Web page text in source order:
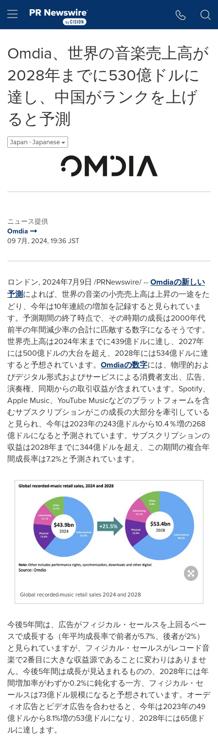
Hamburger menu
Omdia、世界の音楽売上高が
2028年までに530億ドルに
達し、中国がランクを上げ
ると予測
Japan - Japanese
ニュース提供
Omdia
09 7月, 2024, 19:36 JST
ロンドン, 2024年7月9日 /PRNewswire/ --Omdiaの新しい
予測によれば、世界の音楽の小売売上高は上昇の一途をた
どり、今年は10年連続の増加を記録すると見られていま
す。予測期間の終了時点で、その時期の成長は2000年代
前半の年間減少率の合計に匹敵する数字になるそうです。
世界売上高は2024年末までに439億ドルに達し、2027年
には500億ドルの大台を超え、2028年には534億ドルに達
すると予想されています。 Omdiaの数字には、物理的およ
びデジタル形式およびサービスによる消費者支出、広告、
演奏権、同期からの取引収益が含まれています。Spotify、
Apple Music、YouTube Musicなどのプラットフォームを含
むサブスクリプションがこの成長の大部分を牽引している
と見られ、今年は2023年の243億ドルから10.4％増の268
億ドルになると予測されています。サブスクリプションの
収益は2028年までに344億ドルを超え、この期間の複合年
間成長率は7.2%と予測されています。
Global recorded-music retail sales 2024 and 2028
今後5年間は、広告がフィジカル・セールスを上回るペー
スで成長する（年平均成長率で前者が5.7%、後者が2%）
と見られていますが、フィジカル・セールスがレコード音
楽で2番目に大きな収益源であることに変わりはありませ
ん。今後5年間は成長が見込まれるものの、2028年には年
間増加率がわずか0.2%に鈍化する一方、フィジカル・セ
ールスは73億ドル規模になると予想されています。オーデ
ィオ広告とビデオ広告を合わせると、今年は2023年の49
億ドルから8.1%増の53億ドルになり、2028年には65億ド
ルに達します。